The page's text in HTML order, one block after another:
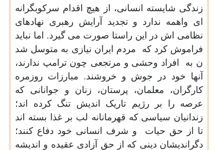
زندگی شایسته انسانی، از هیچ اقدام سرکوبگرانه
ای واهمه ندارد و تجدید آرایش رهبری نهادهای
نظامی اش در این راستا صورت می گیرد. اما نباید
فراموش کرد که
مردم ایران نیازی به متوسل شد
ن به
افراد وحشی و مرتجعی چون ترامپ ندارند،
آنها خود در جوش و خروشند. مبارزات روزمره
کارگران، معلمان، پرستان، زنان و جوانانی که
عرصه را بر رژیم تاریک اندیش تنگ کرده اند؛
زندانیان سیاسی که قهرمانانه لب بر غذا بسته اند
تا از حق حیات
و شرف انسانی خود دفاع کنند؛
دگراندیشان دینی که از حق آزادی عقیده و اندیشه